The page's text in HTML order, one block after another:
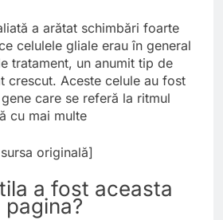
a arătat schimbări foarte
celulele gliale erau în general
tratament, un anumit tip de
crescut. Aceste celule au fost
care se referă la ritmul
cu mai multe
originală]
a fost aceasta
pagina?